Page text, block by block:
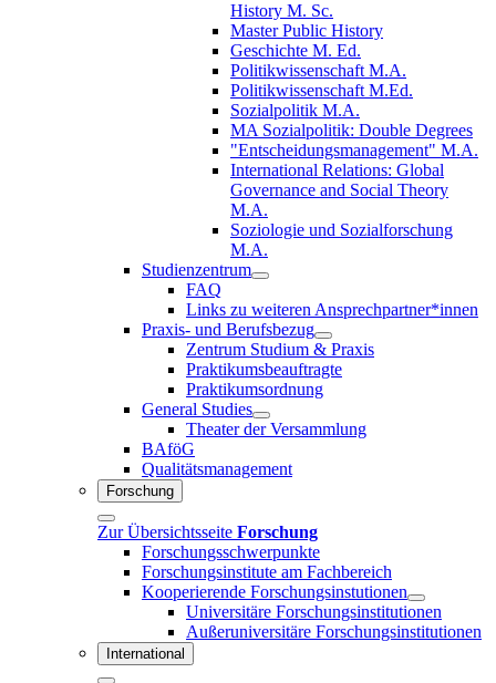
History M. Sc.
Master Public History
Geschichte M. Ed.
Politikwissenschaft M.A.
Politikwissenschaft M.Ed.
Sozialpolitik M.A.
MA Sozialpolitik: Double Degrees
"Entscheidungsmanagement" M.A.
International Relations: Global
Governance and Social Theory
M.A.
Soziologie und Sozialforschung
M.A.
Studienzentrum
FAQ
Links zu weiteren Ansprechpartner*innen
Praxis- und Berufsbezug
Zentrum Studium & Praxis
Praktikumsbeauftragte
Praktikumsordnung
General Studies
Theater der Versammlung
BAföG
Qualitätsmanagement
Forschung
Zur Übersichtsseite Forschung
Forschungsschwerpunkte
Forschungsinstitute am Fachbereich
Kooperierende Forschungsinstutionen
Universitäre Forschungsinstitutionen
Außeruniversitäre Forschungsinstitutionen
International